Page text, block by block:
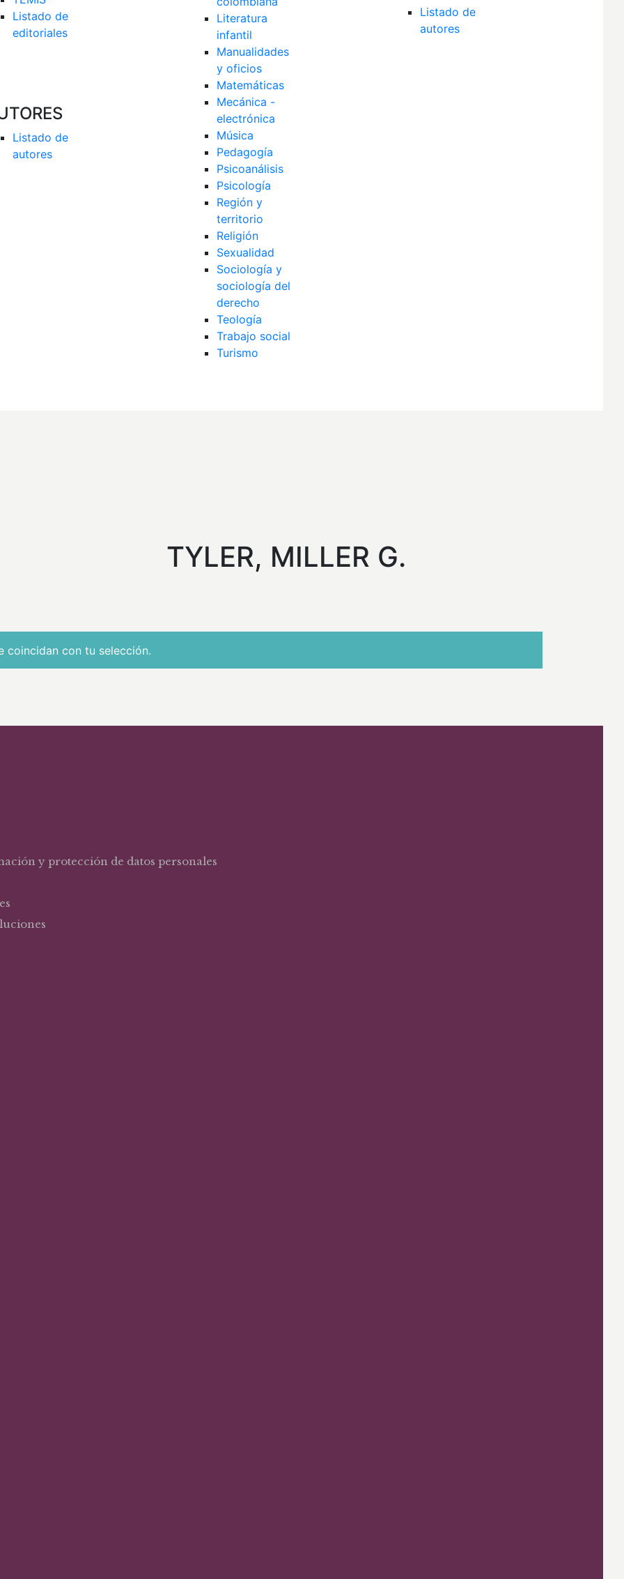
Listado de
editoriales
Listado de
autores
Literatura
infantil
Manualidades
y oficios
Matemáticas
Mecánica -
electrónica
Música
Pedagogía
Psicoanálisis
Psicología
Región y
territorio
Religión
Sexualidad
Sociología y
sociología del
derecho
Teología
Trabajo social
Turismo
Listado de
autores
TYLER, MILLER G.
coincidan con tu selección.
y protección de datos personales